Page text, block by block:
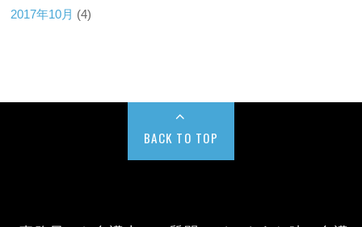
2017年10月 (4)
BACK TO TOP